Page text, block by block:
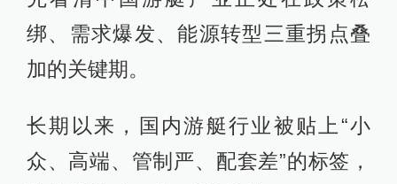
绑、需求爆发、能源转型三重拐点叠
加的关键期。
长期以来，国内游艇行业被贴上“小
众、高端、管制严、配套差”的标签，